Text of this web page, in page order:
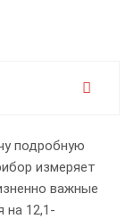
подробную
измеряет
важные
на 12,1-